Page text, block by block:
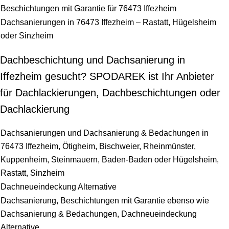
Beschichtungen mit Garantie für 76473 Iffezheim
Dachsanierungen in 76473 Iffezheim – Rastatt, Hügelsheim
oder Sinzheim
Dachbeschichtung und Dachsanierung in
Iffezheim gesucht? SPODAREK ist Ihr Anbieter
für Dachlackierungen, Dachbeschichtungen oder
Dachlackierung
Dachsanierungen und Dachsanierung & Bedachungen in
76473 Iffezheim, Ötigheim, Bischweier, Rheinmünster,
Kuppenheim, Steinmauern, Baden-Baden oder Hügelsheim,
Rastatt, Sinzheim
Dachneueindeckung Alternative
Dachsanierung, Beschichtungen mit Garantie ebenso wie
Dachsanierung & Bedachungen, Dachneueindeckung
Alternative